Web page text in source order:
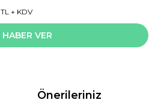
+ KDV
VER
Önerileriniz